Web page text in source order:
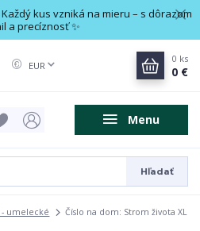
kus vzniká na mieru – s dôrazom
a precíznosť ✨
Menu
EUR
Hľadať
0 ks
0 €
- umelecké Číslo na dom: Strom života XL